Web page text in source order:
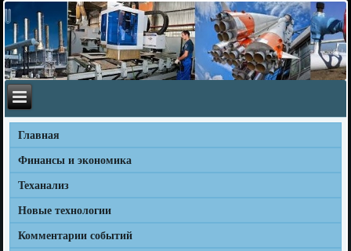
Главная
Финансы и экономика
Теханализ
Новые технологии
Комментарии событий